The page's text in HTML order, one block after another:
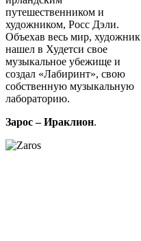
путешественником и
художником, Росс Дэли.
Объехав весь мир, художник
нашел в Худетси свое
музыкальное убежище и
создал «Лабиринт», свою
собственную музыкальную
лабораторию.
Зарос – Ираклион.